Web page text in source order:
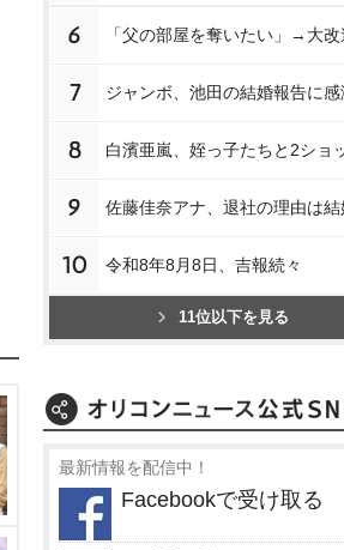
6 「父の部屋を奪いたい」→大
7 ジャンボ、池田の結婚報告に感
8 白濱亜嵐、姪っ子たちと2ショ
9 佐藤佳奈アナ、退社の理由は結
10 令和8年8月8日、吉報続々
11位以下を見る
最新情報を配信中！
Facebookで受け取る